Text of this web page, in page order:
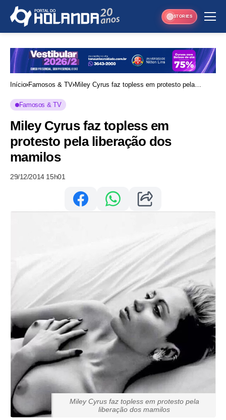
STORIES
Início Famosos & TV Miley Cyrus faz topless em protesto pela
Famosos & TV
Miley Cyrus faz topless em
protesto pela liberação dos
mamilos
29/12/2014 15h01
Miley Cyrus faz topless em protesto pela
liberação dos mamilos